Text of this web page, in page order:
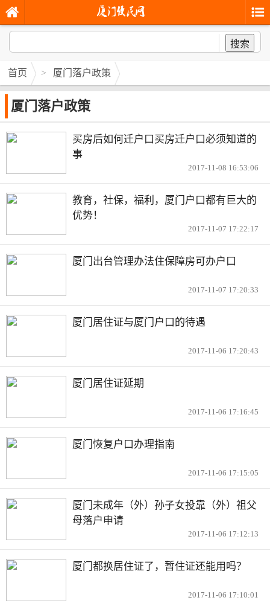
搜索
首页 > 厦门落户政策
厦门落户政策
买房后如何迁户口买房迁户口必须知道的
事
2017-11-08 16:53:06
教育，社保，福利，厦门户口都有巨大的
优势！
2017-11-07 17:22:17
厦门出台管理办法住保障房可办户口
2017-11-07 17:20:33
厦门居住证与厦门户口的待遇
2017-11-06 17:20:43
厦门居住证延期
2017-11-06 17:16:45
厦门恢复户口办理指南
2017-11-06 17:15:05
厦门未成年（外）孙子女投靠（外）祖父
母落户申请
2017-11-06 17:12:13
厦门都换居住证了，暂住证还能用吗？
2017-11-06 17:10:01